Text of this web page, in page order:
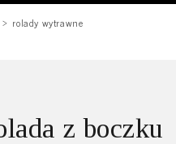
rolady wytrawne
z boczku